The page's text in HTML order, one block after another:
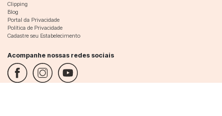
Clipping
Blog
Portal da Privacidade
Política de Privacidade
Cadastre seu Estabelecimento
Acompanhe nossas redes sociais